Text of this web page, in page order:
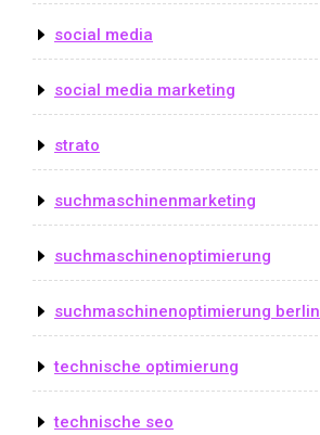
social media
social media marketing
strato
suchmaschinenmarketing
suchmaschinenoptimierung
suchmaschinenoptimierung berlin
technische optimierung
technische seo